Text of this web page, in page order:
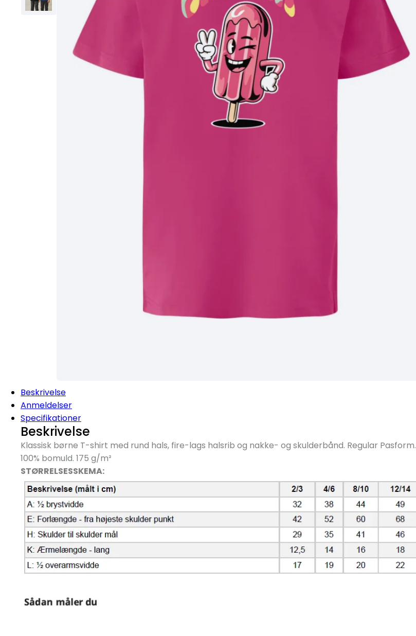
Beskrivelse
Anmeldelser
Specifikationer
Beskrivelse
Klassisk børne T-shirt med rund hals, fire-lags halsrib og nakke- og skulderbånd. Regular Pasform.
100% bomuld. 175 g/m²
STØRRELSESSKEMA: